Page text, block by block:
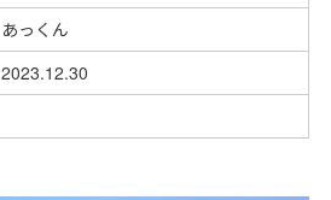
あっくん
2023.12.30